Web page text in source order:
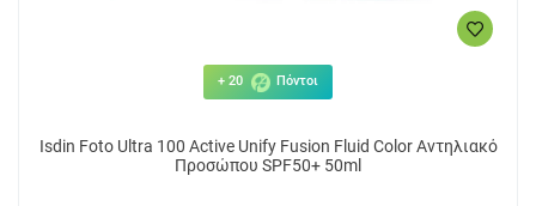
+ 20 Πόντοι
Isdin Foto Ultra 100 Active Unify Fusion Fluid Color Αντηλιακό
Προσώπου SPF50+ 50ml